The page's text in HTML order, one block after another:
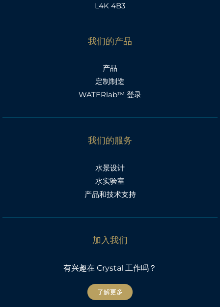
L4K 4B3
我们的产品
产品
定制制造
WATERlab™ 登录
我们的服务
水景设计
水实验室
产品和技术支持
加入我们
有兴趣在 Crystal 工作吗？
了解更多